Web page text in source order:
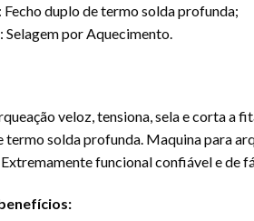
duplo de termo solda profunda;
Selagem por Aquecimento.
veloz, tensiona, sela e corta a
termo solda profunda. Maquina para
funcional confiável e de